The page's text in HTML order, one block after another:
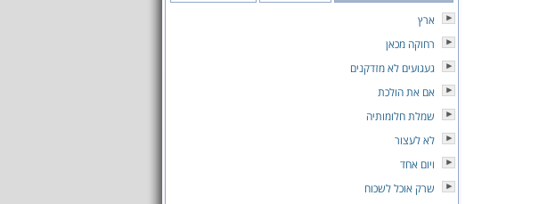
ארץ
רחוקה מכאן
געגועים לא מזדקנים
אם את הולכת
שמלת חלומותיה
לא לעצור
ויום אחד
שרק אוכל לשכוח